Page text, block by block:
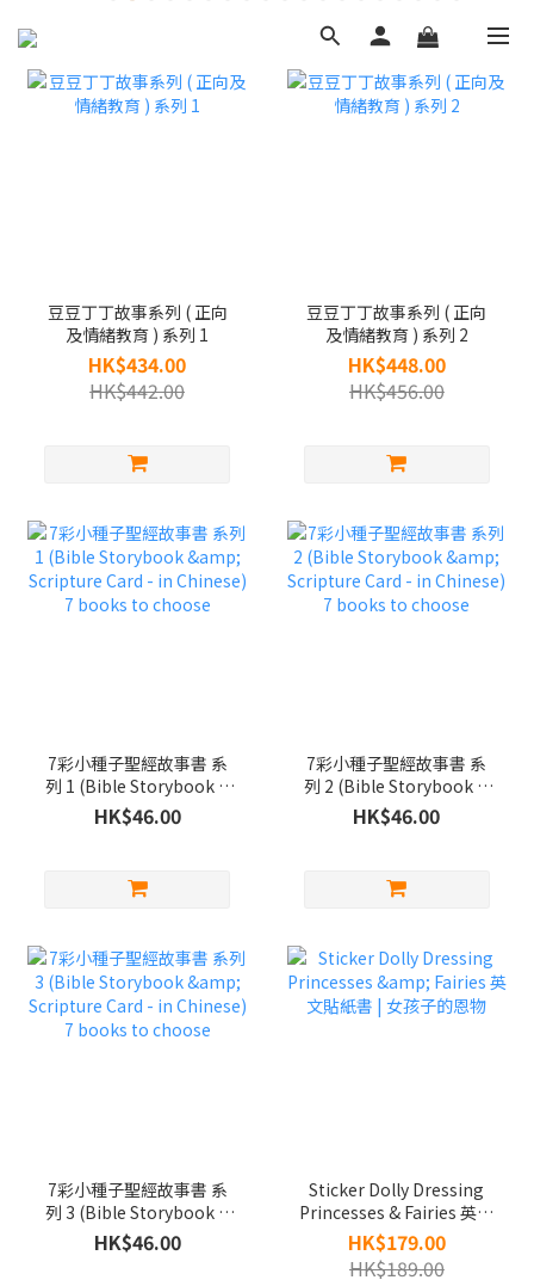
豆豆丁丁故事系列 ( 正向
及情緒教育 ) 系列 1
HK$434.00
HK$442.00
豆豆丁丁故事系列 ( 正向
及情緒教育 ) 系列 2
HK$448.00
HK$456.00
7彩小種子聖經故事書 系
列 1 (Bible Storybook &
Scripture Card - in
Chinese) 7 books to
HK$46.00
7彩小種子聖經故事書 系
列 2 (Bible Storybook &
Scripture Card - in
Chinese) 7 books to
HK$46.00
7彩小種子聖經故事書 系
列 3 (Bible Storybook &
Scripture Card - in
Chinese) 7 books to
HK$46.00
Sticker Dolly Dressing
Princesses & Fairies 英文
貼紙書 | 女孩子的恩物
HK$179.00
HK$189.00